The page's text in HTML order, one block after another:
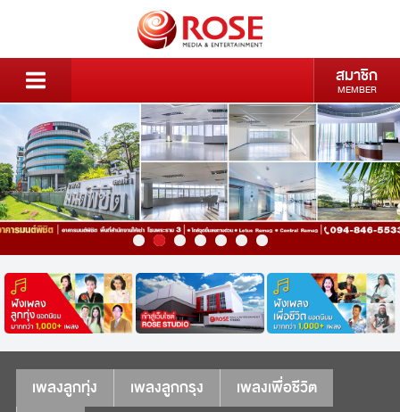
สมาชิก
MEMBER
เพลงลูกทุ่ง เพลงลูกกรุง
เพลงเพื่อชีวิต